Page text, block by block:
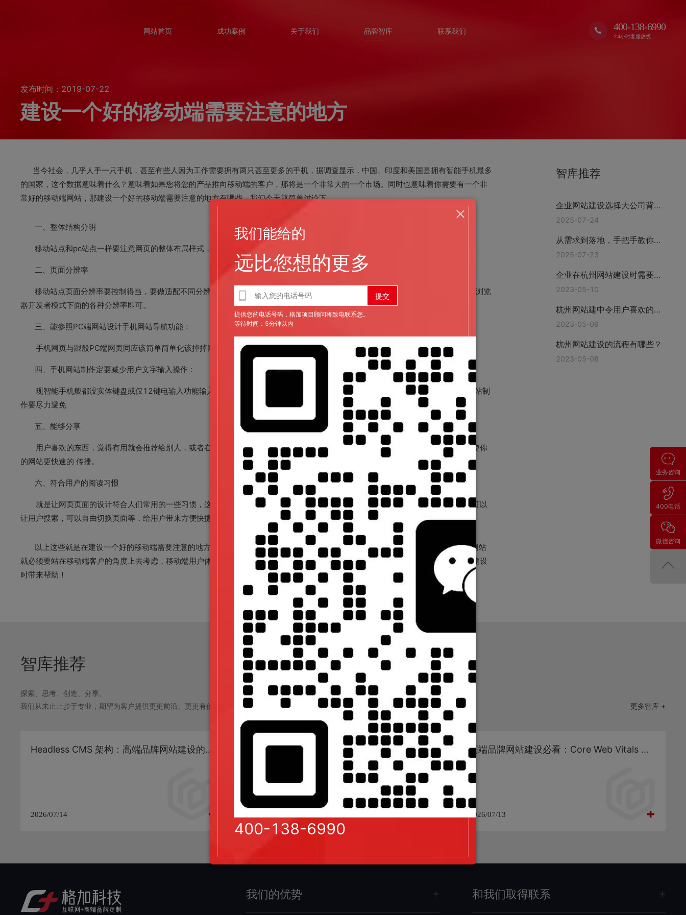
网站首页 成功案例 关于我们 品牌智库 联系我们 400-138-6990
24小时客服热线
发布时间：2019-07-22
建设一个好的移动端需要注意的地方
当今社会，几乎人手一只手机，甚至有些人因为工作需要拥有两只甚至更多的手机，据调查显示，中国、印度和美国是拥有智能手机最多
的国家，这个数据意味着什么？意味着如果您将您的产品推向移动端的客户，那将是一个非常大的一个市场。同时也意味着你需要有一个非
常好的移动端网站，那建设一个好的移动端需要注意的地方有哪些，我们今天就简单讨论下。
一、整体结构分明
移动站点和pc站点一样要注意网页的整体布局样式，关于我们、产品、新闻等的样式要舒服。
二、页面分辨率
移动站点页面分辨率要控制得当，要做适配不同分辨率的手机，一些标题要居中对齐。页面不能出现横向滚动条，建议适配chrome浏览
器开发者模式下面的各种分辨率即可。
三、能参照PC端网站设计手机网站导航功能：
手机网页与跟般PC端网页同应该简单简单化该掉掉同阅读文章要便于用户前减少卷画面机让网页变更容易于移设备阅读。
四、手机网站制作定要减少用户文字输入操作：
现智能手机般都没实体键盘或仅12键电输入功能输入文字比起使用电脑键盘麻烦减少使用者输入文字机例用户名、密码等都手机网站制
作要尽力避免
五、能够分享
用户喜欢的东西，觉得有用就会推荐给别人，或者在朋友圈发发，所以在移动端添加分享功能的插件很重要，有了这个插件，可以使你
的网站更快速的 传播。
六、符合用户的阅读习惯
就是让网页页面的设计符合人们常用的一些习惯，这个是很重要的，用户体验的好能带来高流量，同时网站才能更收欢迎。例如说可以
让用户搜索，可以自由切换页面等，给用户带来方便快捷的感觉，那么这个手机网站建设的基础就打下了。
以上这些就是在建设一个好的移动端需要注意的地方，当然还有其他需要注意的点，这六个点是特别需要关注的地方。建设移动端网站
就必须要站在移动端客户的角度上去考虑，移动端用户体验和电脑端用户体验是完全不一样的。希望本文介绍的注意地方可以给你网站建设
时带来帮助！
智库推荐
企业网站建设选择大公司背后
的逻辑 浙江格加
2025-07-24
从需求到落地，手把手教你挑
对网站建站公司—上海互橙建
2025-07-23
企业在杭州网站建设时需要准
备哪些资料?
2023-05-10
杭州网站建中令用户喜欢的功
能有哪些
2023-05-09
杭州网站建设的流程有哪些？
2023-05-08
智库推荐
探索、思考、创造、分享。
我们从未⽌止步于专业，期望为客户提供更更前沿、更更有价值的服务。
更多智库 +
Headless CMS 架构：高端品牌网站建设的下一代技术方案与 SEO 落地实践
2026/07/14
LCP 性能优化实战：高端品牌网站如何突破首屏加载瓶颈与 SEO 增长 高端品牌网站建设必看：Core Web Vitals 深度优化与性能工程化落地
2026/07/13
我们的优势 和我们取得联系
业务咨询
400电话
微信咨询
我们能给的
远比您想的更多
提供您的电话号码，格加项目顾问将致电联系您。
等待时间：5分钟以内
400-138-6990